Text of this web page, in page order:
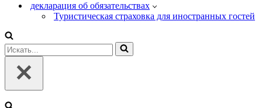
декларация об обязательствах
Туристическая страховка для иностранных гостей
Искать...